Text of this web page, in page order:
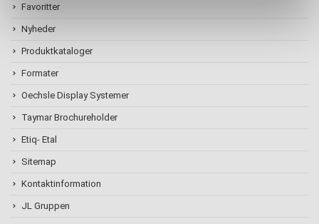
Favoritter
Nyheder
Produktkataloger
Formater
Oechsle Display Systemer
Taymar Brochureholder
Etiq- Etal
Sitemap
Kontaktinformation
JL Gruppen